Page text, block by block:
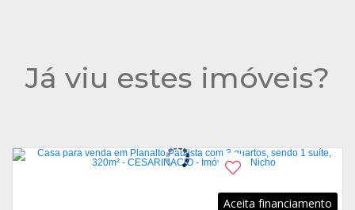
Já viu estes imóveis?
Aceita financiamento